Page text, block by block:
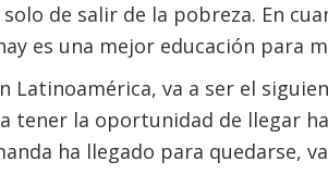
de salir de la pobreza. En
es una mejor educación para
Latinoamérica, va a ser el
tener la oportunidad de llegar
ha llegado para quedarse,